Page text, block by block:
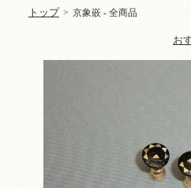
トップ > 京象嵌 - 全商品
お